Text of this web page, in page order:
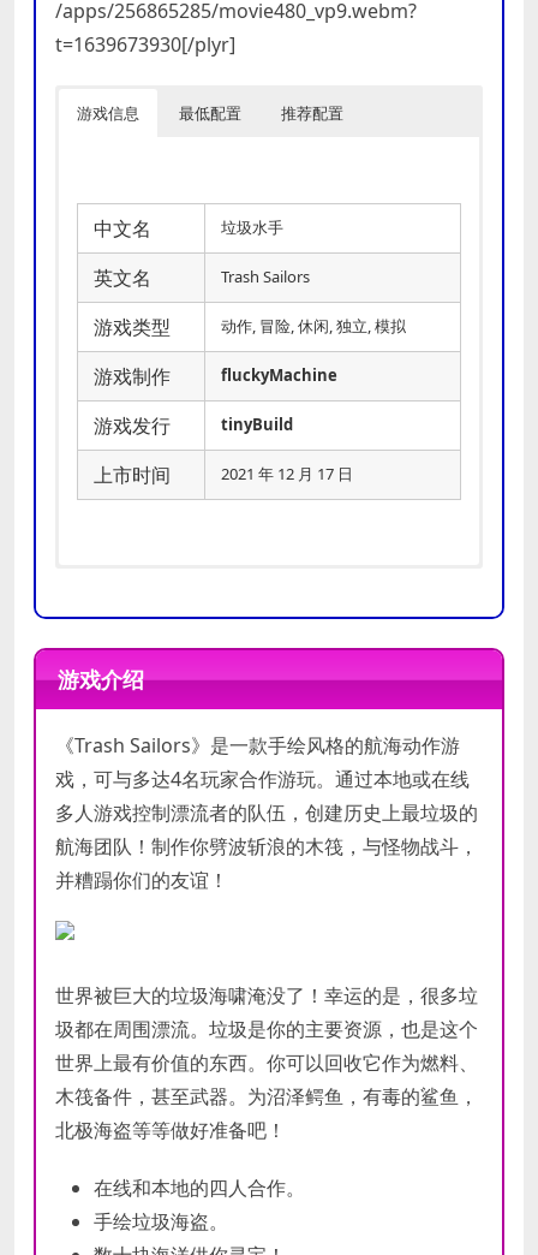
/apps/256865285/movie480_vp9.webm?
t=1639673930[/plyr]
游戏信息 最低配置 推荐配置
中文名 垃圾水手
英文名 Trash Sailors
游戏类型 动作, 冒险, 休闲, 独立, 模拟
游戏制作 fluckyMachine
游戏发行 tinyBuild
上市时间 2021 年 12 月 17 日
配置
显卡:GeForce 8600GT
DirectX 版本:10
存储空间: 需要 2 GB 可用空间
附注事项:64-bit operating system
is required
需要 64 位处理器和操作系统
游戏介绍
《Trash Sailors》是一款手绘风格的航海动作游
戏，可与多达4名玩家合作游玩。通过本地或在线
多人游戏控制漂流者的队伍，创建历史上最垃圾的
航海团队！制作你劈波斩浪的木筏，与怪物战斗，
并糟蹋你们的友谊！
世界被巨大的垃圾海啸淹没了！幸运的是，很多垃
圾都在周围漂流。垃圾是你的主要资源，也是这个
世界上最有价值的东西。你可以回收它作为燃料、
木筏备件，甚至武器。为沼泽鳄鱼，有毒的鲨鱼，
北极海盗等等做好准备吧！
在线和本地的四人合作。
手绘垃圾海盗。